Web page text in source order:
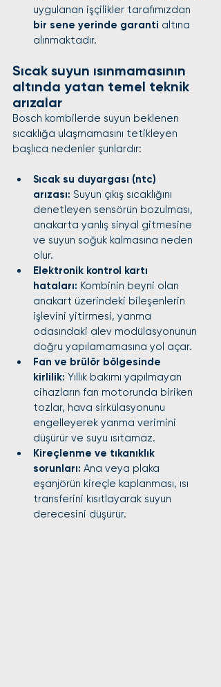
uygulanan işçilikler tarafımızdan
bir sene yerinde garanti altına
alınmaktadır.
Sıcak suyun ısınmamasının
altında yatan temel teknik
arızalar
Bosch kombilerde suyun beklenen
sıcaklığa ulaşmamasını tetikleyen
başlıca nedenler şunlardır:
Sıcak su duyargası (ntc)
arızası: Suyun çıkış sıcaklığını
denetleyen sensörün bozulması,
anakarta yanlış sinyal gitmesine
ve suyun soğuk kalmasına neden
olur.
Elektronik kontrol kartı
hataları: Kombinin beyni olan
anakart üzerindeki bileşenlerin
işlevini yitirmesi, yanma
odasındaki alev modülasyonunun
doğru yapılamamasına yol açar.
Fan ve brülör bölgesinde
kirlilik: Yıllık bakımı yapılmayan
cihazların fan motorunda biriken
tozlar, hava sirkülasyonunu
engelleyerek yanma verimini
düşürür ve suyu ısıtamaz.
Kireçlenme ve tıkanıklık
sorunları: Ana veya plaka
eşanjörün kireçle kaplanması, ısı
transferini kısıtlayarak suyun
derecesini düşürür.